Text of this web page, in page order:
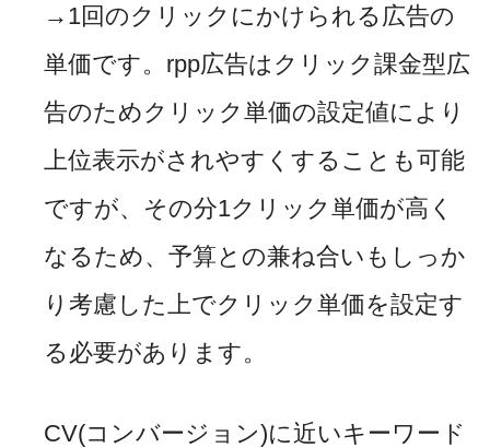
→ 1回のクリックにかけられる広告の
単価です。 rpp広告はクリック課金型広
告のためクリック単価の設定値により
上位表示がされやすくすることも可能
ですが、その分1クリック単価が高く
なるため、予算との兼ね合いもしっか
り考慮した上でクリック単価を設定す
る必要があります。
CV(コンバージョン)に近いキーワード